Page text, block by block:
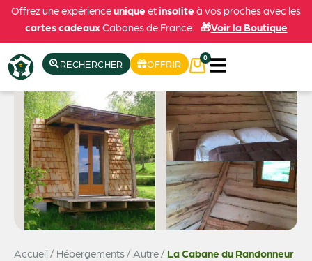
Offrez une expérienceunique etinsolite à vos proches avec les
cartes cadeauxCabanes de France. 🎁Voir la Boutique
RECHERCHER OFFRIR
0
Accueil / Hébergements/Autre/ La Cabane du Randonneur